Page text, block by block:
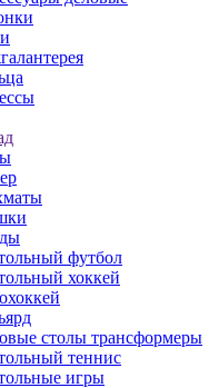
футбол
хоккей
столы трансформеры
теннис
игры